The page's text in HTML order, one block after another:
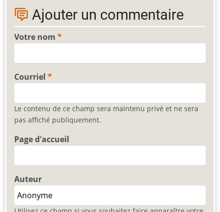
Ajouter un commentaire
Votre nom
Courriel
Le contenu de ce champ sera maintenu privé et ne sera
pas affiché publiquement.
Page d'accueil
Auteur